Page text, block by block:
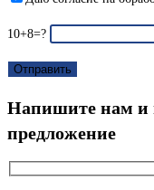
10+8=?
Напишите нам и
предложение